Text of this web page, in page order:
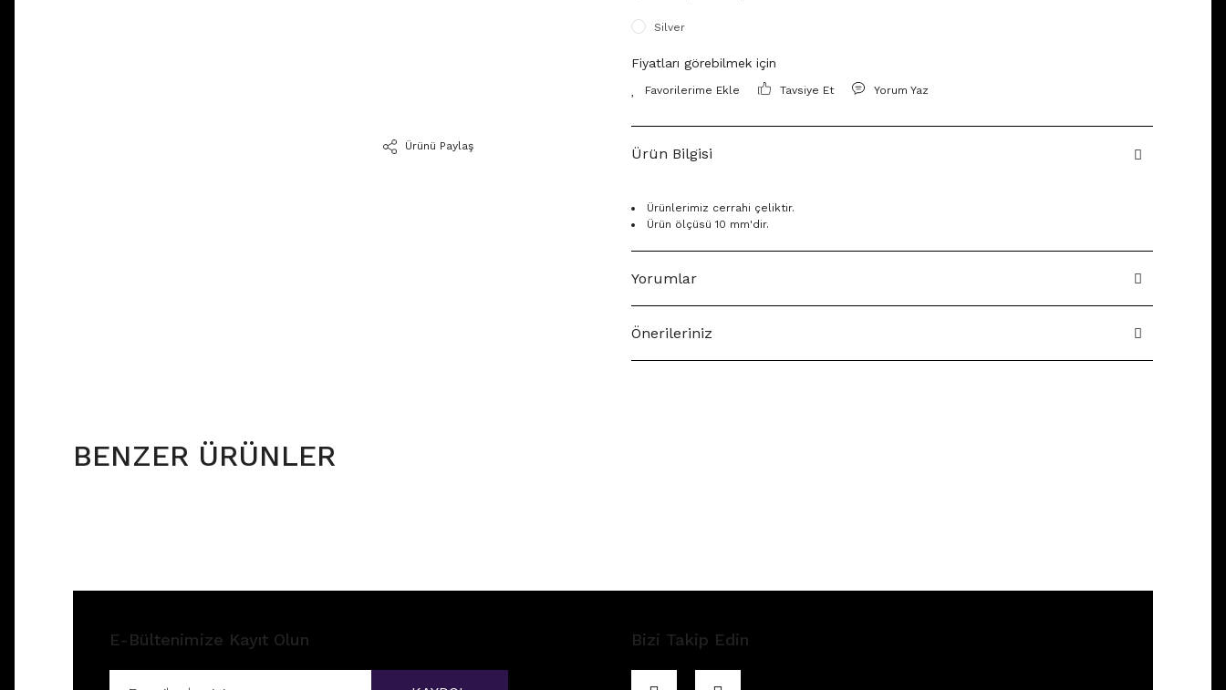
Ürünü Paylaş
Silver
Fiyatları görebilmek için
Tavsiye Et Yorum Yaz
Ürün Bilgisi
Ürünlerimiz cerrahi çeliktir.
Ürün ölçüsü 10 mm'dir.
Yorumlar
Önerileriniz
BENZER ÜRÜNLER
E-Bültenimize Kayıt Olun Bizi Takip Edin